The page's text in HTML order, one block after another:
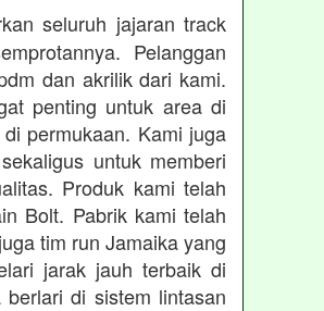
seluruh jajaran track
Pelanggan
dan akrilik dari kami.
penting untuk area di
permukaan. Kami juga
untuk memberi
Produk kami telah
Bolt. Pabrik kami telah
tim run Jamaika yang
jarak jauh terbaik di
di sistem lintasan